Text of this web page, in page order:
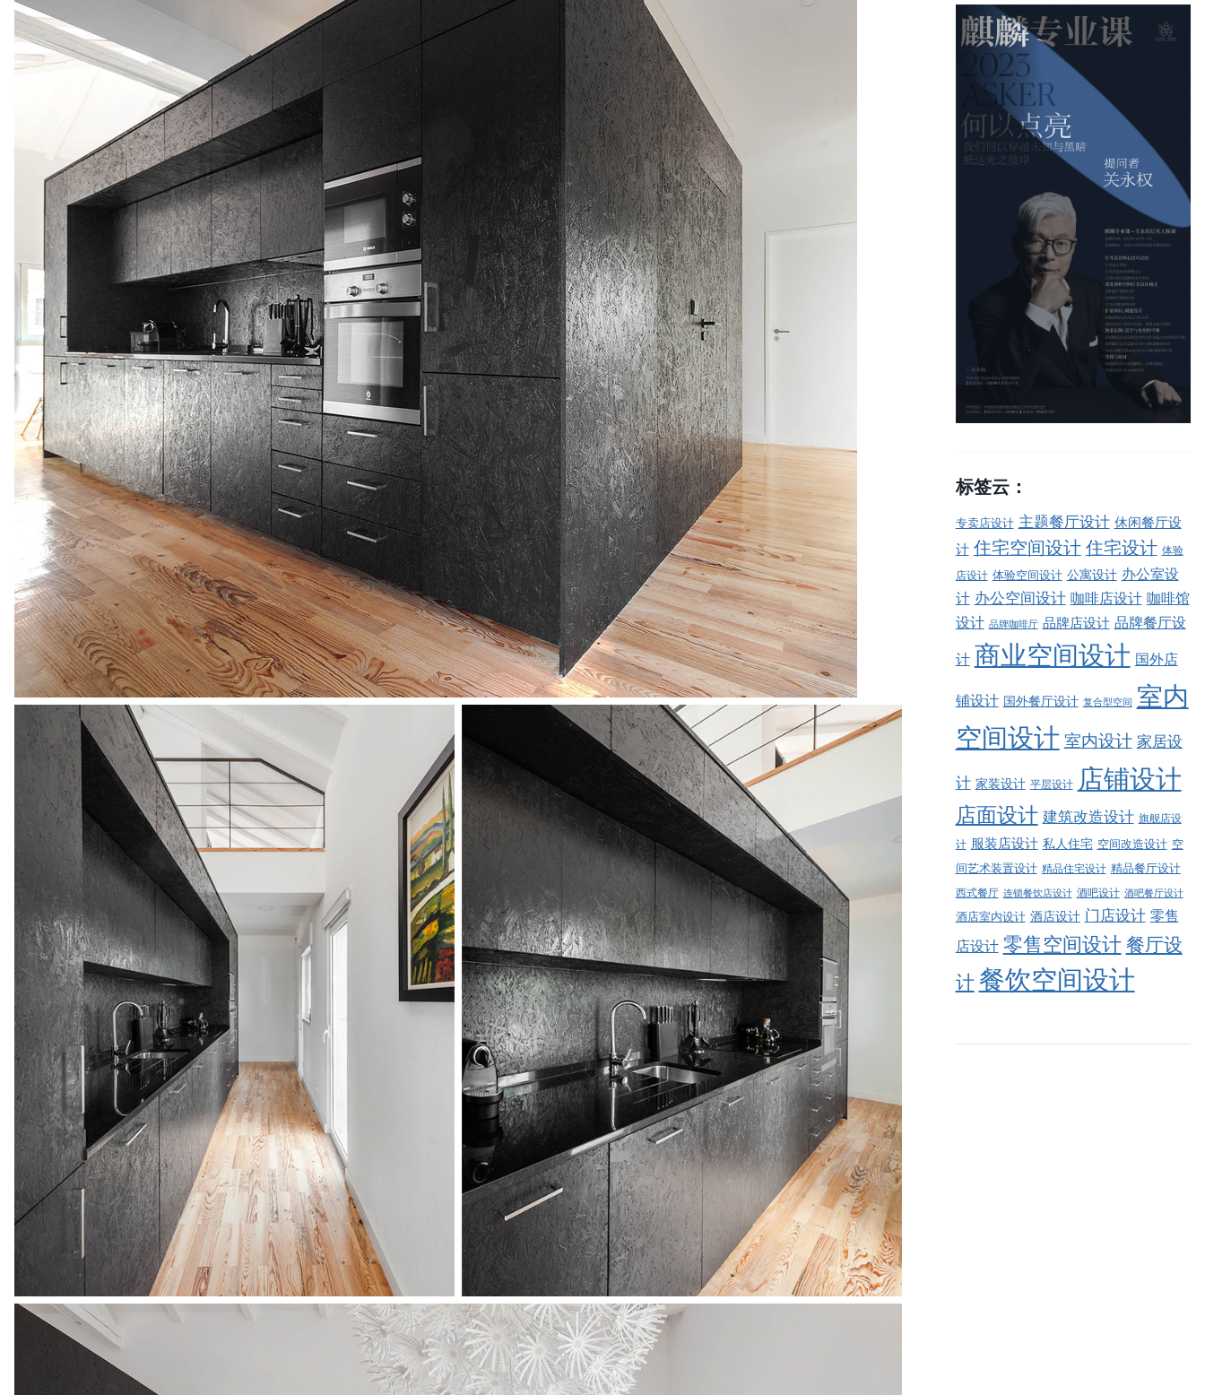
标签云：
专卖店设计 主题餐厅设计 休闲餐厅设
计 住宅空间设计 住宅设计 体验
店设计 体验空间设计 公寓设计 办公室设
计 办公空间设计 咖啡店设计 咖啡馆
设计 品牌咖啡厅 品牌店设计 品牌餐厅设
计 商业空间设计 国外店
铺设计 国外餐厅设计 复合型空间
室内
空间设计 室内设计 家居设
计 家装设计 平层设计 店铺设计
店面设计 建筑改造设计 旗舰店设
计 服装店设计 私人住宅 空间改造设计 空
间艺术装置设计 精品住宅设计 精品餐厅设计
西式餐厅 连锁餐饮店设计 酒吧设计 酒吧餐厅设计
酒店室内设计 酒店设计 门店设计 零售
店设计 零售空间设计 餐厅设
计 餐饮空间设计